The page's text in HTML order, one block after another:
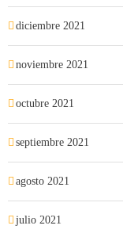
diciembre 2021
noviembre 2021
octubre 2021
septiembre 2021
agosto 2021
julio 2021